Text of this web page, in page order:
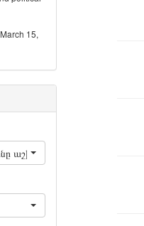
15,
աշխատանքով